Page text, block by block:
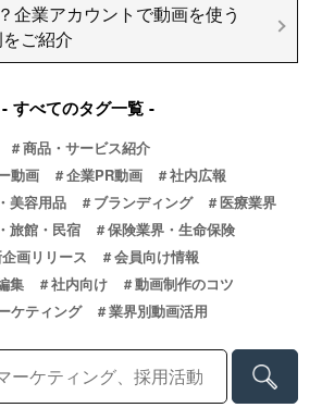
企業アカウントで動画を使う
ご紹介
すべてのタグ一覧
商品・サービス紹介
動画
企業PR動画
社内広報
美容用品 ブランディング
医療業界
旅館・民宿
保険業界・生命保険
画リリース
会員向け情報
集 社内向け
動画制作のコツ
ケティング 業界別動画活用